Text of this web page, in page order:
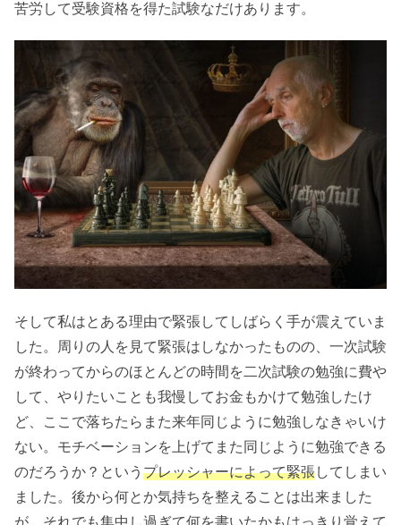
苦労して受験資格を得た試験なだけあります。
そして私はとある理由で緊張してしばらく手が震えていま
した。周りの人を見て緊張はしなかったものの、一次試験
が終わってからのほとんどの時間を二次試験の勉強に費や
して、やりたいことも我慢してお金もかけて勉強したけ
ど、ここで落ちたらまた来年同じように勉強しなきゃいけ
ない。モチベーションを上げてまた同じように勉強できる
のだろうか？という プレッシャーによって緊張してしまい
ました。後から何とか気持ちを整えることは出来ました
が、それでも集中し過ぎて何を書いたかもはっきり覚えて